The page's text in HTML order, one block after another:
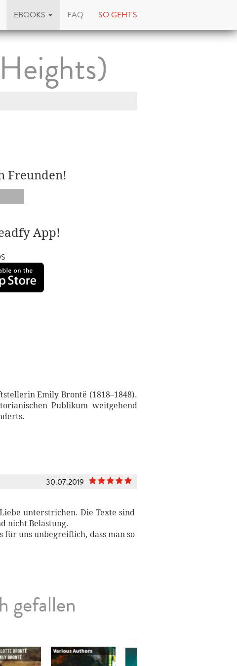
EBOOKS FAQ SO GEHT'S
Freunden!
App!
Emily Brontë (1818–1848).
Publikum weitgehend
30.07.2019
unterstrichen. Die Texte sind
nicht Belastung.
für uns unbegreiflich, dass man so
gefallen